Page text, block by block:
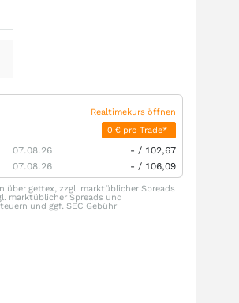
Realtimekurs öffnen
0 € pro Trade*
07.08.26 - / 102,67
07.08.26 - / 106,09
über gettex, zzgl. marktüblicher Spreads
marktüblicher Spreads und
und ggf. SEC Gebühr